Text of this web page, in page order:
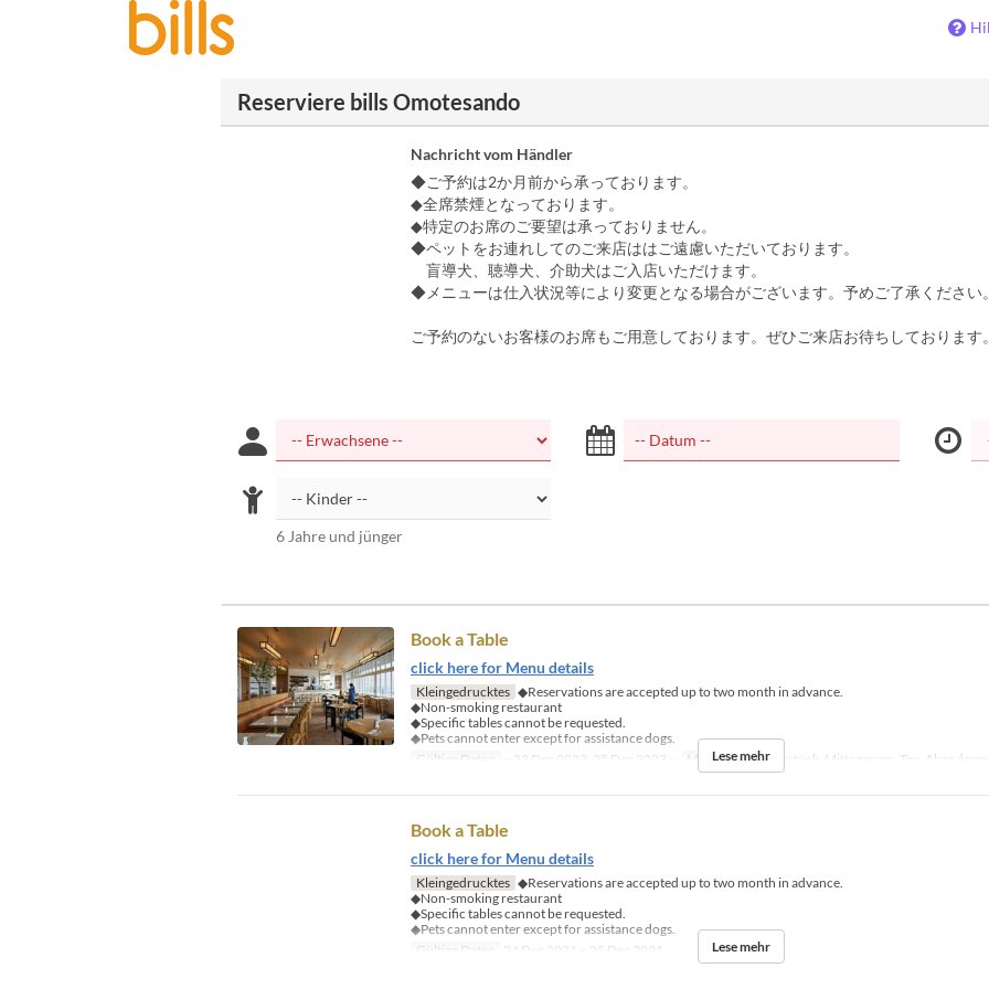
Reserviere bills Omotesando
Nachricht vom Händler
◆ご予約は2か月前から承っております。
◆全席禁煙となっております。
◆特定のお席のご要望は承っておりません。
◆ペットをお連れしてのご来店ははご遠慮いただいております。
盲導犬、聴導犬、介助犬はご入店いただけます。
◆メニューは仕入状況等により変更となる場合がございます。予めご了承ください
ご予約のないお客様のお席もご用意しております。ぜひご来店お待ちしております
6 Jahre und jünger
Book a Table
click here for Menu details
Kleingedrucktes ◆Reservations are accepted up to two month in advance.
◆Non-smoking restaurant
◆Specific tables cannot be requested.
◆Pets cannot enter except for assistance dogs.
Gültige Daten
~ 22 Dez 2023, 25 Dez 2023 ~ Mahlzeiten Frühstück, Mittagessen, Tee,
Lese mehr
Book a Table
click here for Menu details
Kleingedrucktes ◆Reservations are accepted up to two month in advance.
◆Non-smoking restaurant
◆Specific tables cannot be requested.
◆Pets cannot enter except for assistance dogs.
Gültige Daten
24 Dez 2021 ~ 25 Dez 2021 Lese mehr